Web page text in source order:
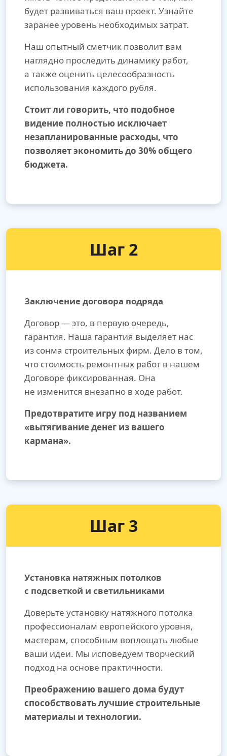
будет развиваться ваш проект. Узнайте
заранее уровень необходимых затрат.
Наш опытный сметчик позволит вам
наглядно проследить динамику работ,
а также оценить целесообразность
использования каждого рубля.
Стоит ли говорить, что подобное
видение полностью исключает
незапланированные расходы, что
позволяет экономить до 30% общего
бюджета.
Шаг 2
Заключение договора подряда
Договор — это, в первую очередь,
гарантия. Наша гарантия выделяет нас
из сонма строительных фирм. Дело в том,
что стоимость ремонтных работ в нашем
Договоре фиксированная. Она
не изменится внезапно в ходе работ.
Предотвратите игру под названием
«вытягивание денег из вашего
кармана».
Шаг 3
Установка натяжных потолков
с подсветкой и светильниками
Доверьте установку натяжного потолка
профессионалам европейского уровня,
мастерам, способным воплощать любые
ваши идеи. Мы исповедуем творческий
подход на основе практичности.
Преображению вашего дома будут
способствовать лучшие строительные
материалы и технологии.